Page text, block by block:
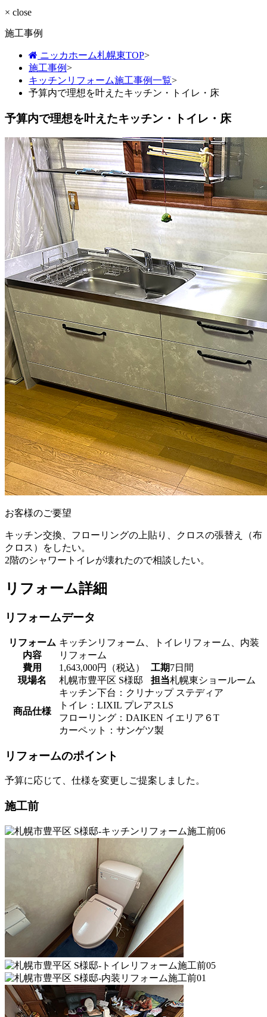
× close
施工事例
ニッカホーム札幌東TOP>
施工事例>
キッチンリフォーム施工事例一覧>
予算内で理想を叶えたキッチン・トイレ・床
予算内で理想を叶えたキッチン・トイレ・床
お客様のご要望
キッチン交換、フローリングの上貼り、クロスの張替え（布
クロス）をしたい。
2階のシャワートイレが壊れたので相談したい。
リフォーム詳細
リフォームデータ
リフォーム
内容
キッチンリフォーム、トイレリフォーム、内装
リフォーム
費用
1,643,000円（税込） 工期7日間
現場名
札幌市豊平区 S様邸 担当札幌東ショールーム
商品仕様
キッチン下台：クリナップ ステディア
トイレ：LIXIL プレアスLS
フローリング：DAIKEN イエリア６T
カーペット：サンゲツ製
リフォームのポイント
予算に応じて、仕様を変更しご提案しました。
施工前